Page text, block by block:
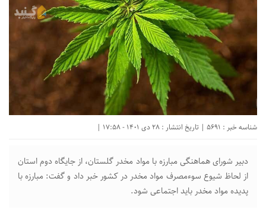
شناسه خبر : 5691 | تاریخ انتشار : 28 دی 1401 - 17:58 |
دبیر شورای هماهنگی مبارزه با مواد مخدر گلستان، از جایگاه دوم استان
از لحاظ شیوع سوءمصرف مواد مخدر در کشور خبر داد و گفت: مبارزه با
پدیده مواد مخدر باید اجتماعی شود.